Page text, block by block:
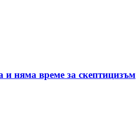
няма време за скептицизъм